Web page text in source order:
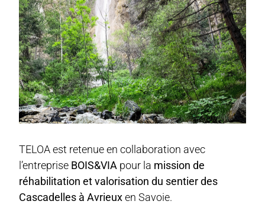
TELOA est retenue en collaboration avec
l’entreprise BOIS&VIA pour la mission de
réhabilitation et valorisation du sentier des
Cascadelles à Avrieuxen Savoie.